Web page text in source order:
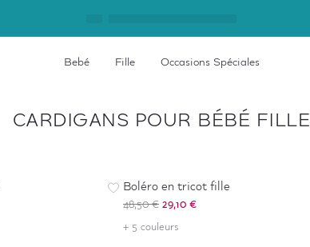
Bebé Fille Occasions Spéciales
CARDIGANS POUR BÉBÉ FILLE
Boléro en tricot fille
48,50 €29,10 €
+ 5 couleurs